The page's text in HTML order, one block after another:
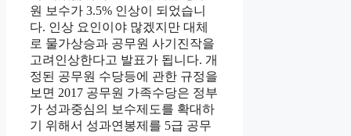
원 보수가 3.5% 인상이 되었습니
다. 인상 요인이야 많겠지만 대체
로 물가상승과 공무원 사기진작을
고려인상한다고 발표가 됩니다. 개
정된 공무원 수당등에 관한 규정을
보면 2017 공무원 가족수당은 정부
가 성과중심의 보수제도를 확대하
기 위해서 성과연봉제를 5급 공무